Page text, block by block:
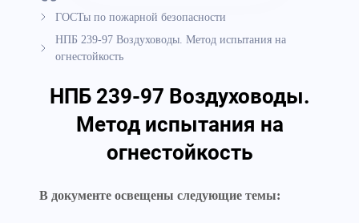
ГОСТы по пожарной безопасности
НПБ 239-97 Воздуховоды. Метод испытания на
огнестойкость
НПБ 239-97 Воздуховоды.
Метод испытания на
огнестойкость
В документе освещены следующие темы: